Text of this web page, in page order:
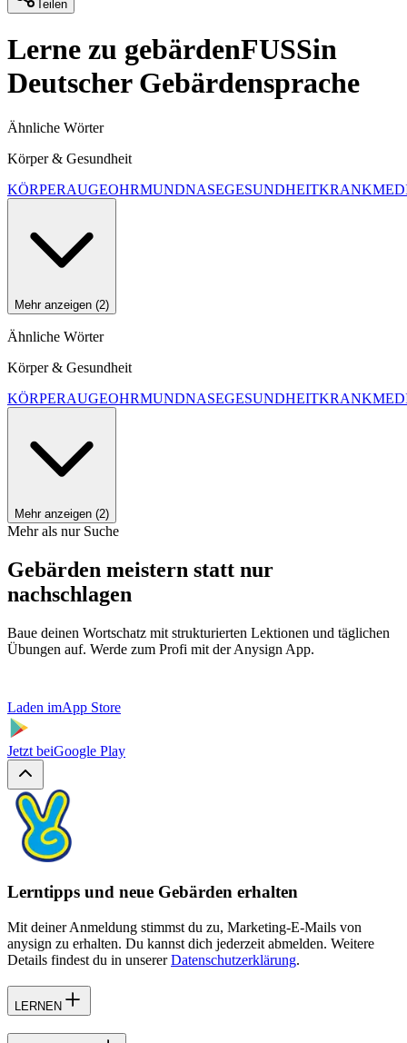
Teilen
Lerne zu gebärdenFUSSin
Deutscher Gebärdensprache
Ähnliche Wörter
Körper & Gesundheit
KÖRPERAUGEOHRMUNDNASEGESUNDHEITKRANK
Mehr anzeigen (2)
Ähnliche Wörter
Körper & Gesundheit
KÖRPERAUGEOHRMUNDNASEGESUNDHEITKRANK
Mehr anzeigen (2)
Mehr als nur Suche
Gebärden meistern statt nur
nachschlagen
Baue deinen Wortschatz mit strukturierten Lektionen und täglichen
Übungen auf. Werde zum Profi mit der Anysign App.
Laden imApp Store
Jetzt beiGoogle Play
Lerntipps und neue Gebärden erhalten
Mit deiner Anmeldung stimmst du zu, Marketing-E-Mails von
anysign zu erhalten. Du kannst dich jederzeit abmelden. Weitere
Details findest du in unserer Datenschutzerklärung.
LERNEN